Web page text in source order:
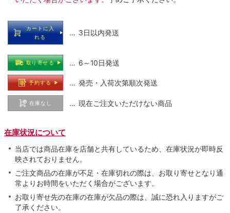
カートに入
れる
… 3日以内発送
取り寄せる … 6～10日発送
予約する … 発売・入荷次第順次発送
在庫なし … 現在ご注文いただけない商品
在庫状況について
当店では商品在庫を店舗と共有しているため、在庫状況が即時反
映されておりません。
ご注文商品の在庫が不足・在庫切れの際は、お取り寄せとなり通
常よりお時間をいただく場合がございます。
お取り寄せ先の在庫の在庫が欠品の際は、誠に恐れ入りますがご
了承ください。